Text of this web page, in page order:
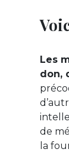
Les
don,
de
la